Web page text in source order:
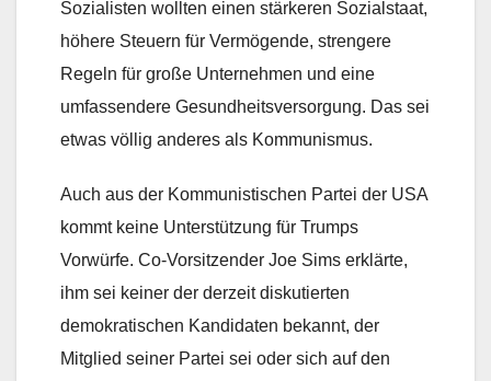
Sozialisten wollten einen stärkeren Sozialstaat,
höhere Steuern für Vermögende, strengere
Regeln für große Unternehmen und eine
umfassendere Gesundheitsversorgung. Das sei
etwas völlig anderes als Kommunismus.
Auch aus der Kommunistischen Partei der USA
kommt keine Unterstützung für Trumps
Vorwürfe. Co-Vorsitzender Joe Sims erklärte,
ihm sei keiner der derzeit diskutierten
demokratischen Kandidaten bekannt, der
Mitglied seiner Partei sei oder sich auf den